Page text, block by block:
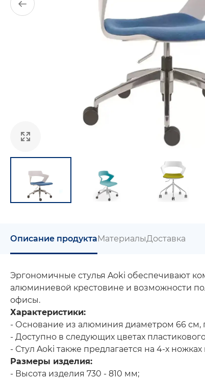
Описание продуктаМатериалыДоставка
Эргономичные стулья Aoki обеспечивают
алюминиевой крестовине и возможности
офисы.
Характеристики:
- Основание из алюминия диаметром 66 см,
- Доступно в следующих цветах
- Стул Aoki также предлагается на 4-х ножках
Размеры изделия:
- Высота изделия 730 - 810 мм;